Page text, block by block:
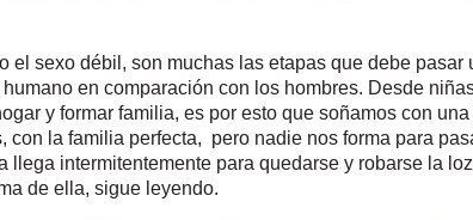
el sexo débil, son muchas las etapas que debe pasar
en comparación con los hombres. Desde
y formar familia, es por esto que soñamos con una
con la familia perfecta, pero nadie nos forma para
llega intermitentemente para quedarse y robarse la
de ella, sigue leyendo.